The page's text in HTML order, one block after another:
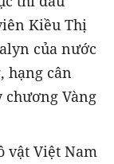
Kiều Thị
của nước
hạng cân
chương Vàng
vật Việt Nam